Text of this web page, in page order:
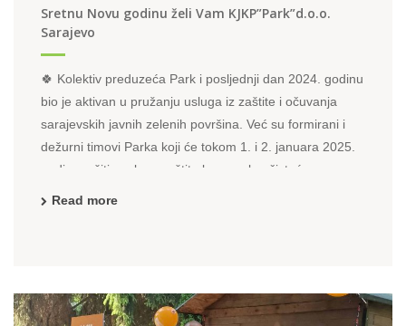
Sretnu Novu godinu želi Vam KJKP”Park”d.o.o.
Sarajevo
🍀 Kolektiv preduzeća Park i posljednji dan 2024. godinu
bio je aktivan u pružanju usluga iz zaštite i očuvanja
sarajevskih javnih zelenih površina. Već su formirani i
dežurni timovi Parka koji će tokom 1. i 2. januara 2025.
godine vršiti poslove zaštite komunalne čistoće na
Read more